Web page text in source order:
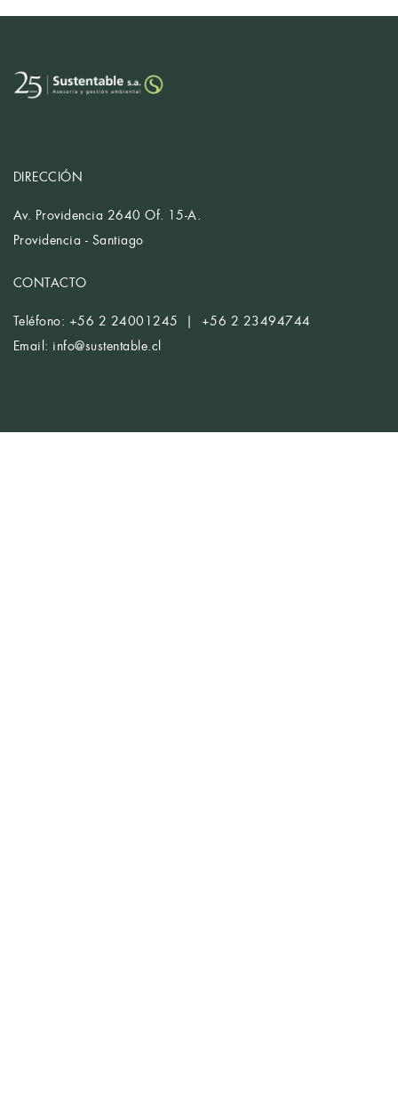
DIRECCIÓN
Av. Providencia 2640 Of. 15-A.
Providencia - Santiago
CONTACTO
Teléfono: +56 2 24001245 | +56 2 23494744
Email: info@sustentable.cl